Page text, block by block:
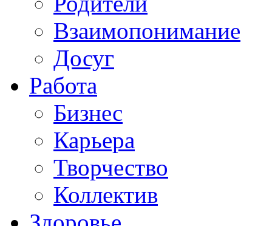
Взаимопонимание
Досуг
Работа
Бизнес
Карьера
Творчество
Коллектив